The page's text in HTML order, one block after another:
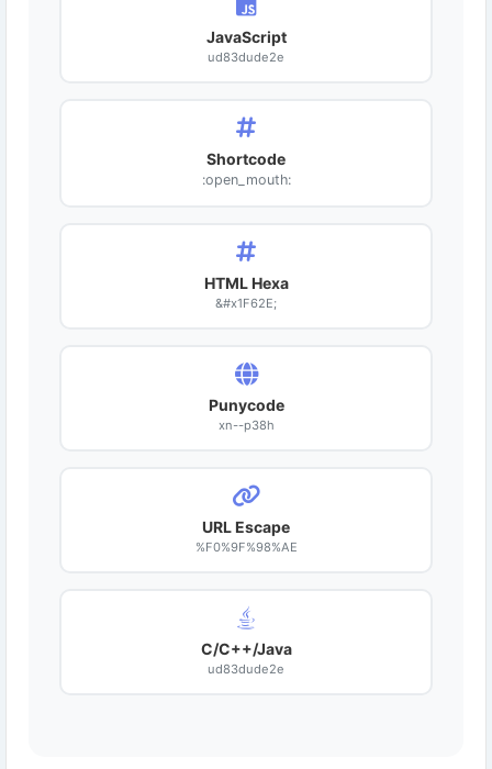
JavaScript
ud83dude2e
Shortcode
:open_mouth:
HTML Hexa
&#x1F62E;
Punycode
xn--p38h
URL Escape
%F0%9F%98%AE
C/C++/Java
ud83dude2e